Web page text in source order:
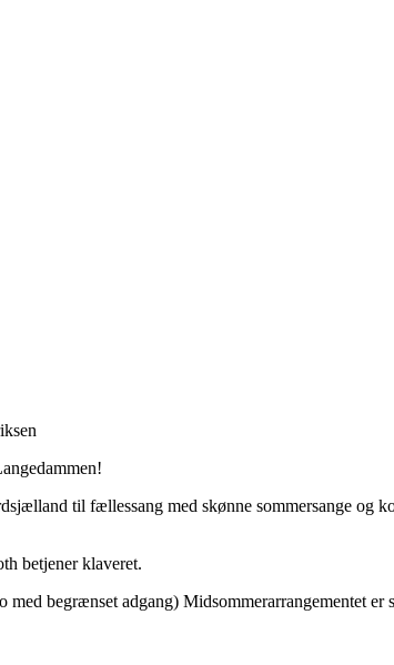
til fællessang med skønne sommersange
betjener klaveret.
begrænset adgang) Midsommerarrangementet